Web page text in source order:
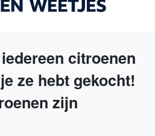
citroenen
ze hebt gekocht!
zijn